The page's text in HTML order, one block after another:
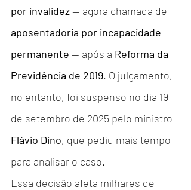
por invalidez — agora chamada de
aposentadoria por incapacidade
permanente — após a Reforma da
Previdência de 2019. O julgamento,
no entanto, foi suspenso no dia 19
de setembro de 2025 pelo ministro
Flávio Dino, que pediu mais tempo
para analisar o caso.
Essa decisão afeta milhares de